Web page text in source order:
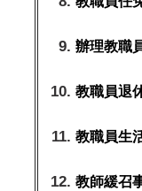
辦理教職
教職員退
教職員生
教師緩召